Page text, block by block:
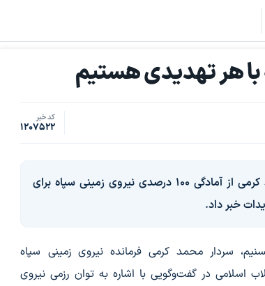
با هر تهدیدی هستیم
کد خبر
1207522
سردار محمد کرمی از آمادگی 100 درصدی نیروی زمینی سپاه برای
خبر داد.
سردار محمد کرمی فرمانده نیروی زمینی سپاه
اسلامی در گفت‌وگویی با اشاره به توان رزمی نیروی